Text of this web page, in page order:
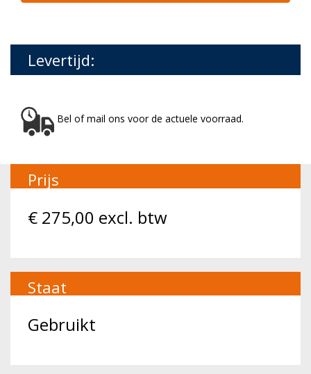
Levertijd:
Bel of mail ons voor de actuele voorraad.
Prijs
€ 275,00 excl. btw
Staat
Gebruikt